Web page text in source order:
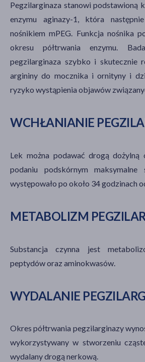
Pegzilarginaza stanowi podstawioną
enzymu aginazy-1, która
nośnikiem mPEG. Funkcja nośnika
okresu półtrwania enzymu.
pegzilarginaza szybko i skutecznie
argininy do mocznika i ornityny i
ryzyko wystąpienia objawów
WCHŁANIANIE
Lek można podawać drogą dożylną
podaniu podskórnym maksymalne
występowało po około 34 godzinach
METABOLIZM
Substancja czynna jest
peptydów oraz aminokwasów.
WYDALANIE
Okres półtrwania pegzilarginazy
wykorzystywany w stworzeniu
wydalany drogą nerkową.